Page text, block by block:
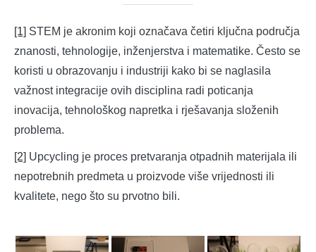
[1] STEM je akronim koji označava četiri ključna područja
znanosti, tehnologije, inženjerstva i matematike. Često se
koristi u obrazovanju i industriji kako bi se naglasila
važnost integracije ovih disciplina radi poticanja
inovacija, tehnološkog napretka i rješavanja složenih
problema.
[2] Upcycling je proces pretvaranja otpadnih materijala ili
nepotrebnih predmeta u proizvode više vrijednosti ili
kvalitete, nego što su prvotno bili.